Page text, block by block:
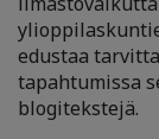
edustaa
tapahtumissa
blogitekstejä.